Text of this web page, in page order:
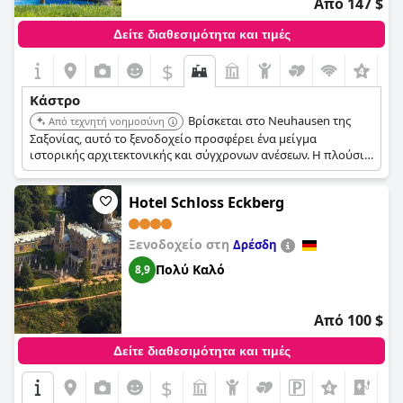
Δείτε διαθεσιμότητα και τιμές
$
Κάστρο
Από τεχνητή νοημοσύνη
Βρίσκεται στο Neuhausen της
Σαξονίας, αυτό το ξενοδοχείο προσφέρει ένα μείγμα
ιστορικής αρχιτεκτονικής και σύγχρονων ανέσεων. Η πλούσια
ιστορία του κάστρου και το κομψό περιβάλλον προσφέρουν
μια μοναδική και αξέχαστη εμπειρία.
Hotel Schloss Eckberg
Ξενοδοχείο στη Δρέσδη
8,9 Πολύ Καλό
Από 100 $
Δείτε διαθεσιμότητα και τιμές
$